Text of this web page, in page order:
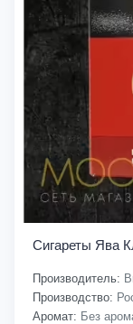
Сигареты Ява
Производитель:
Производство:
Аромат: Без